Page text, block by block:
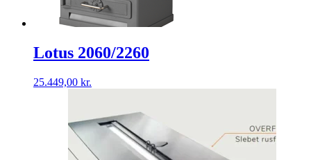
Lotus 2060/2260
25.449,00 kr.